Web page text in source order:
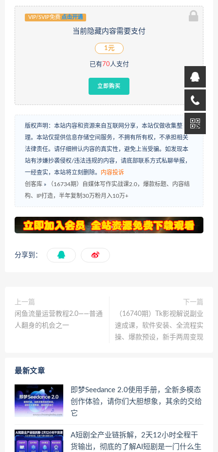
VIP/SVIP免费 点击开通
当前隐藏内容需要支付
1元
已有70人支付
立即购买
版权声明：本站内容和资源来自互联网分享，本站仅做收集整
理。本站仅提供信息存储空间服务，不拥有所有权，不承担相关
法律责任。请仔细辨认内容的真实性，避免上当受骗。如发现本
站有涉嫌抄袭侵权/违法违规的内容，请底部联系方式私聊举报，
一经查实，本站将立刻删除。 内容投诉
创客库 »
（16734期）自媒体写作实战课2.0，爆款标题、内容结
构、IP打造，半年复制30万粉月入10万+
分享到：
上一篇
闲鱼流量运营教程2.0——普通
人翻身的机会之一
下一篇
（16740期）Tk影视解说副业
速成课，软件安装、全流程实
操、爆款预设，新手两周变现
最新文章
即梦Seedance 2.0使用手册，全新多模态
创作体验，请你们大胆想象，其余的交给
它
A短剧全产业链拆解，2天12小时全程干
货输出，彻底的了解AI短剧是一门什么生